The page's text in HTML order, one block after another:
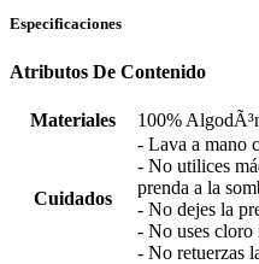
Especificaciones
Atributos De Contenido
Materiales 100%
Cuidados
- Lava a mano
- No utilices
prenda a la
- No dejes la
- No uses cloro
- No retuerzas